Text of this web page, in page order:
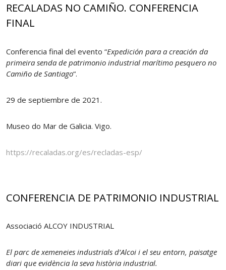
RECALADAS NO CAMIÑO. CONFERENCIA
FINAL
Conferencia final del evento “Expedición para a creación da
primeira senda de patrimonio industrial marítimo pesquero no
Camiño de Santiago“.
29 de septiembre de 2021.
Museo do Mar de Galicia. Vigo.
https://recaladas.org/es/recladas-esp/
CONFERENCIA DE PATRIMONIO INDUSTRIAL
Associació ALCOY INDUSTRIAL
El parc de xemeneies industrials d’Alcoi i el seu entorn, paisatge
diari que evidència la seva història industrial.